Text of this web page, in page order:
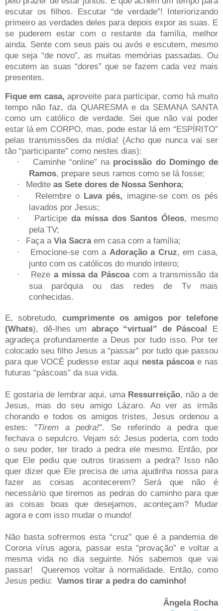
escutar os filhos. Escutar “de verdade”! Interiorizando
primeiro as verdades deles para depois expor as suas. E
se puderem estar com o restante da família, melhor
ainda. Sente com seus pais ou avós e escutem, mesmo
que seja “de novo”, as muitas memórias passadas. Ou
escutem as suas “dores” que se fazem cada vez mais
presentes.
Fique em casa, aproveite para participar, como há muito
tempo não faz, da QUARESMA e da SEMANA SANTA
como um católico de verdade. Sei que não vai poder
estar lá em CORPO, mas, pode estar lá em “ESPÍRITO”
pelas transmissões da mídia! (Acho que nunca vai ser
tão “participante” como nestes dias):
· Caminhe “online” na procissão do Domingo de
Ramos, prepare seus ramos como se lá fosse;
· Medite as Sete dores de Nossa Senhora;
· Relembre o Lava pés, imagine-se com os pés
lavados por Jesus;
· Participe da missa dos Santos Óleos, mesmo
pela TV;
· Faça a Via Sacraem casa com a família;
· Emocione-se com a Adoração a Cruz, em casa,
junto com os católicos do mundo inteiro;
· Rezea missa da Páscoa com a transmissão da
sua paróquia ou das redes de Tv mais
conhecidas.
E, sobretudo, cumprimente os amigos por telefone
(Whats), dê-lhes um abraço “virtual” de Páscoa!
E
agradeça profundamente a Deus por tudo isso. Por ter
colocado seu filho Jesus a “passar” por tudo que passou
para que VOCÊ pudesse estar aqui nesta páscoae nas
futuras “páscoas” da sua vida.
E gostaria de lembrar aqui, uma Ressurreição, não a de
Jesus, mas do seu amigo Lázaro. Ao ver as irmãs
chorando e todos os amigos tristes, Jesus ordenou a
estes: "Tirem a pedra!". Se referindo a pedra que
fechava o sepulcro. Vejam só: Jesus poderia, com todo
o seu poder, ter tirado a pedra ele mesmo. Então, por
que Ele pediu que outros tirassem a pedra? Isso não
quer dizer que Ele precisa de uma ajudinha nossa para
fazer as coisas acontecerem? Será que não é
necessário que tiremos as pedras do caminho para que
as coisas boas que desejamos, aconteçam? Mudar
agora e com isso mudar o mundo!
Não basta sofrermos esta “cruz” que é a pandemia de
Corona vírus agora, passar esta “provação” e voltar a
mesma vida no dia seguinte. Nós sabemos que vai
passar!
Queremos voltar à normalidade. Então, como
Jesus pediu: Vamos tirar a pedra do caminho!
Ângela Rocha